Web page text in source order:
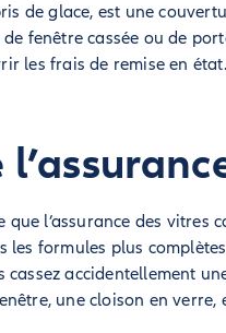
de glace, est une
de fenêtre cassée ou de
les frais de remise en
que l’assurance des vitres
les formules plus
cassez accidentellement
une cloison en verre,